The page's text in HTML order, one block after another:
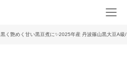
黒く艶めく甘い黒豆煮に✨2025年産 丹波篠山黒大豆A級